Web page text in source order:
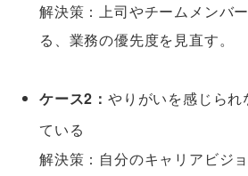
解決策：上司やチームメンバ
る、業務の優先度を見直す。
ケース2： やりがいを感じら
ている
解決策：自分のキャリアビジ